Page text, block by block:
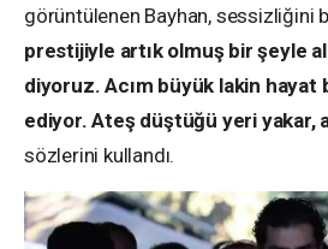
görüntülenen Bayhan, sessizliğini
prestijiyle artık olmuş bir şeyle
diyoruz. Acım büyük lakin hayat
ediyor. Ateş düştüğü yeri yakar,
sözlerini kullandı.